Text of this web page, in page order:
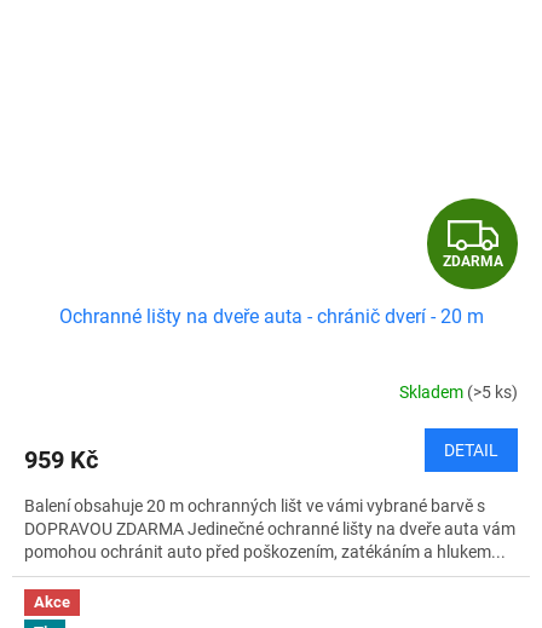
Z
D
R
M
A
ZDARMA
Ochranné lišty na dveře auta - chránič dverí - 20 m
Skladem (>5 ks)
959 Kč DETAIL
Balení obsahuje 20 m ochranných lišt ve vámi vybrané barvě s
DOPRAVOU ZDARMA Jedinečné ochranné lišty na dveře auta vám
pomohou ochránit auto před poškozením, zatékáním a hlukem...
Akce